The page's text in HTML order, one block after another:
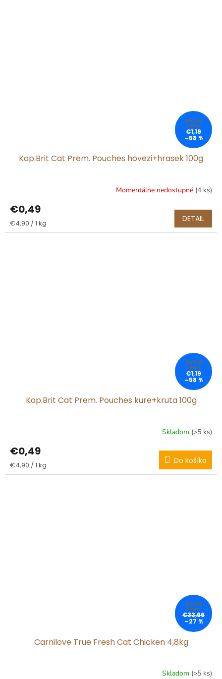
€1,19
–58 %
Kap.Brit Cat Prem. Pouches hovezi+hrasek 100g
Momentálne nedostupné (4 ks)
€0,49
Jednotková
cena:
€4,90 / 1 kg DETAIL
€1,19
–58 %
Kap.Brit Cat Prem. Pouches kure+kruta 100g
Skladom (>5 ks)
€0,49
Jednotková
cena:
€4,90 / 1 kg Do košíka
€33,96
–27 %
Carnilove True Fresh Cat Chicken 4,8kg
Skladom (>5 ks)